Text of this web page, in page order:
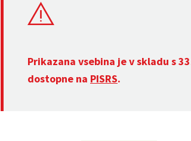
Prikazana vsebina je v skladu s
dostopne na PISRS.